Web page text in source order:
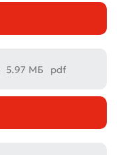
5.97 МБ pdf